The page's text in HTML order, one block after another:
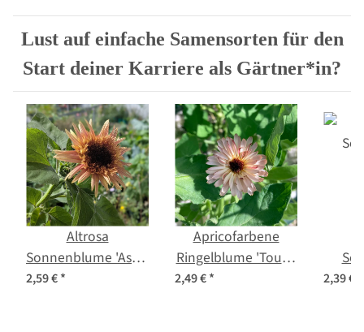
Lust auf einfache Samensorten für den
Start deiner Karriere als Gärtner*in?
Altrosa
Sonnenblume 'Astra
Rose' (Helianthus
2,59 €*
Apricofarbene
Ringelblume 'Touch
of Red Buff'
2,49 €* 2,39 €